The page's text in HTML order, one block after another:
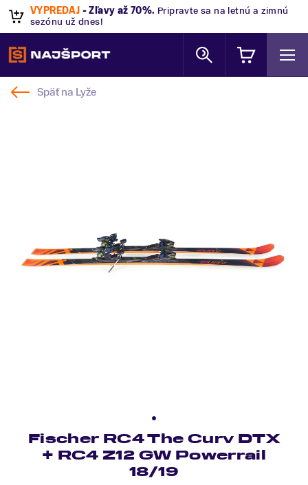
VÝPREDAJ - Zľavy až 70%. Pripravte sa na letnú a zimnú
sezónu už dnes!
Späť na Lyže
Fischer RC4 The Curv DTX
+ RC4 Z12 GW Powerrail
18/19